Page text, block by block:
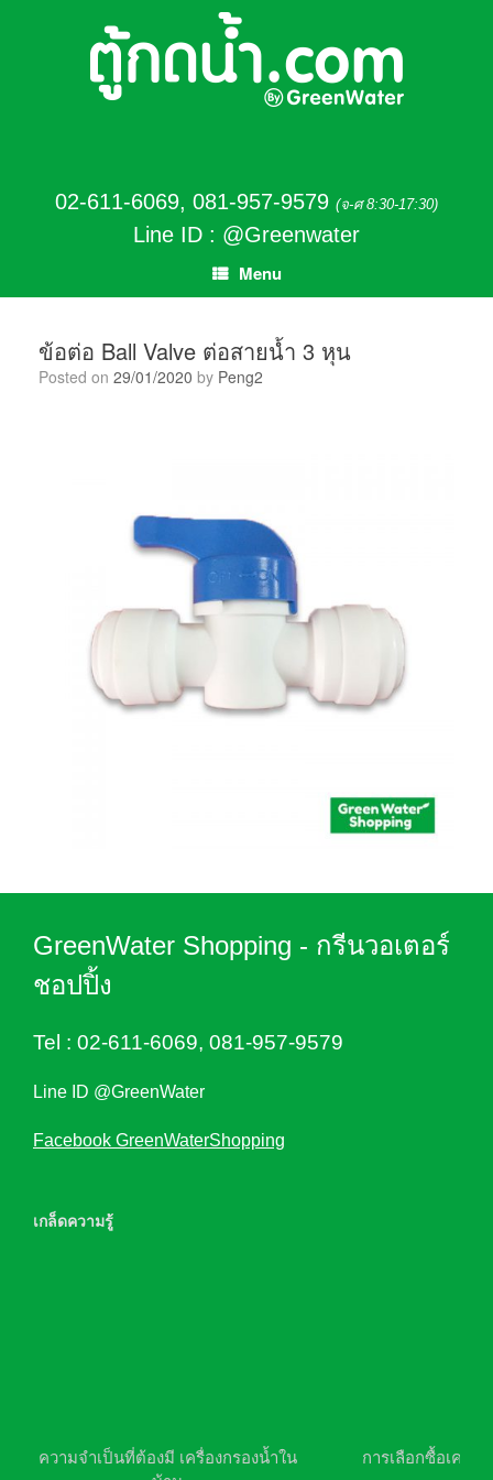
02-611-6069, 081-957-9579 (จ-ศ 8:30-17:30)
Line ID : @Greenwater
Menu
ข้อต่อ Ball Valve ต่อสายน้ำ 3 หุน
Posted on 29/01/2020 by Peng2
GreenWater Shopping - กรีนวอเตอร์
ชอปปิ้ง
Tel : 02-611-6069, 081-957-9579
Line ID @GreenWater
Facebook GreenWaterShopping
เกล็ดความรู้
ความจำเป็นที่ต้องมี เครื่องกรองน้ำใน
การเลือกซื้อเครื่อ